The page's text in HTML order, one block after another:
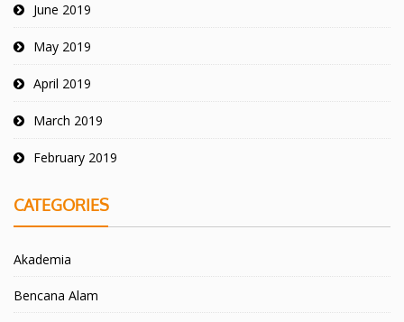
June 2019
May 2019
April 2019
March 2019
February 2019
CATEGORIES
Akademia
Bencana Alam